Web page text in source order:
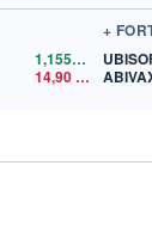
1,1559$US
14,90
+